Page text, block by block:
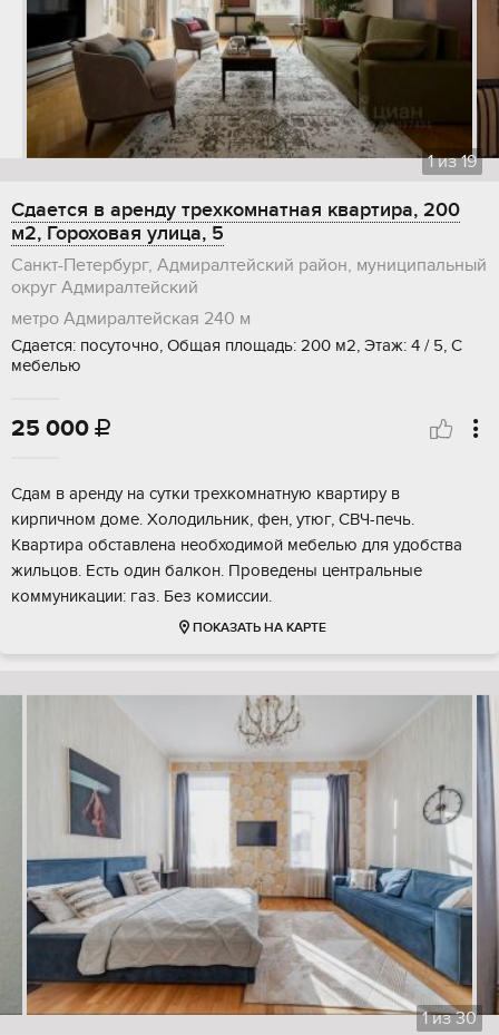
1из19
Сдается в аренду трехкомнатная квартира, 200
м2, Гороховая улица, 5
Санкт-Петербург, Адмиралтейский район, муниципальный
округ Адмиралтейский
метро Адмиралтейская 240 м
Сдается: посуточно, Общая площадь: 200 м2, Этаж: 4 / 5, С
мебелью
25 000 
Сдам в аренду на сутки трехкомнатную квартиру в
кирпичном доме. Холодильник, фен, утюг, СВЧ-печь.
Квартира обставлена необходимой мебелью для удобства
жильцов. Есть один балкон. Проведены центральные
коммуникации: газ. Без комиссии.
ПОКАЗАТЬ НА КАРТЕ
1из30